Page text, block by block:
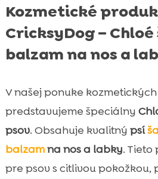
Kozmetické
CricksyDog –
balzam na nos a
V našej ponuke
predstavujeme špeciálny
psov. Obsahuje kvalitný psí
balzamna nos a labky.
pre psov s citlivou pokožkou,